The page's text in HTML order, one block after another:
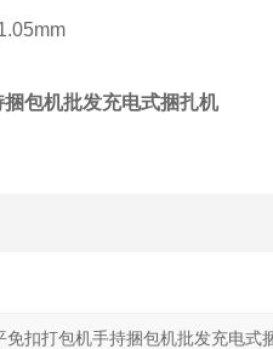
包机批发充电式捆扎机